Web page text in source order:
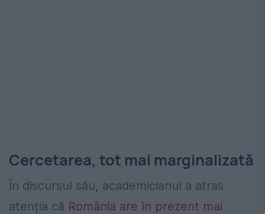
Cercetarea, tot mai marginalizată
În discursul său, academicianul a atras
atenția că România are în prezent mai